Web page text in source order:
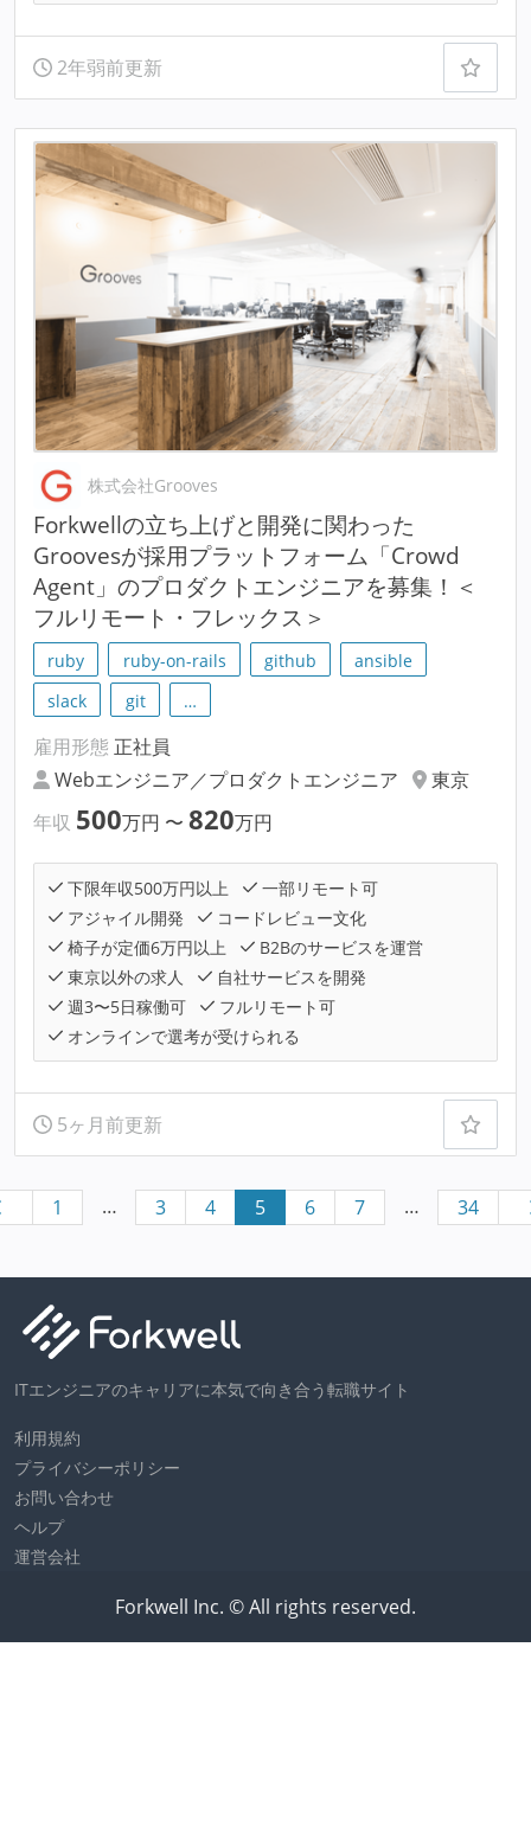
2年弱前更新
株式会社Grooves
Forkwellの立ち上げと開発に関わった
Groovesが採用プラットフォーム「Crowd
Agent」のプロダクトエンジニアを募集！＜
フルリモート・フレックス＞
ruby ruby-on-rails github
ansible
slack
git …
雇用形態 正社員
Webエンジニア／プロダクトエンジニア
東京
年収 500万円 〜 820万円
下限年収500万円以上
一部リモート可
アジャイル開発
コードレビュー文化
椅子が定価6万円以上
B2Bのサービスを運営
東京以外の求人
自社サービスを開発
週3〜5日稼働可
フルリモート可
オンラインで選考が受けられる
5ヶ月前更新
1 … 3 4 5 6 7 … 34
ITエンジニアのキャリアに本気で向き合う転職サイト
利用規約
プライバシーポリシー
お問い合わせ
ヘルプ
運営会社
Forkwell Inc. © All rights reserved.